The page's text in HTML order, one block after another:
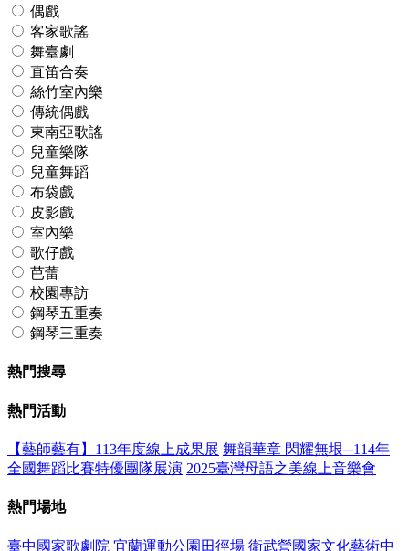
偶戲
客家歌謠
舞臺劇
直笛合奏
絲竹室內樂
傳統偶戲
東南亞歌謠
兒童樂隊
兒童舞蹈
布袋戲
皮影戲
室內樂
歌仔戲
芭蕾
校園專訪
鋼琴五重奏
鋼琴三重奏
熱門搜尋
熱門活動
【藝師藝有】113年度線上成果展 舞韻華章 閃耀無垠─114年
全國舞蹈比賽特優團隊展演 2025臺灣母語之美線上音樂會
熱門場地
臺中國家歌劇院 宜蘭運動公園田徑場 衛武營國家文化藝術中